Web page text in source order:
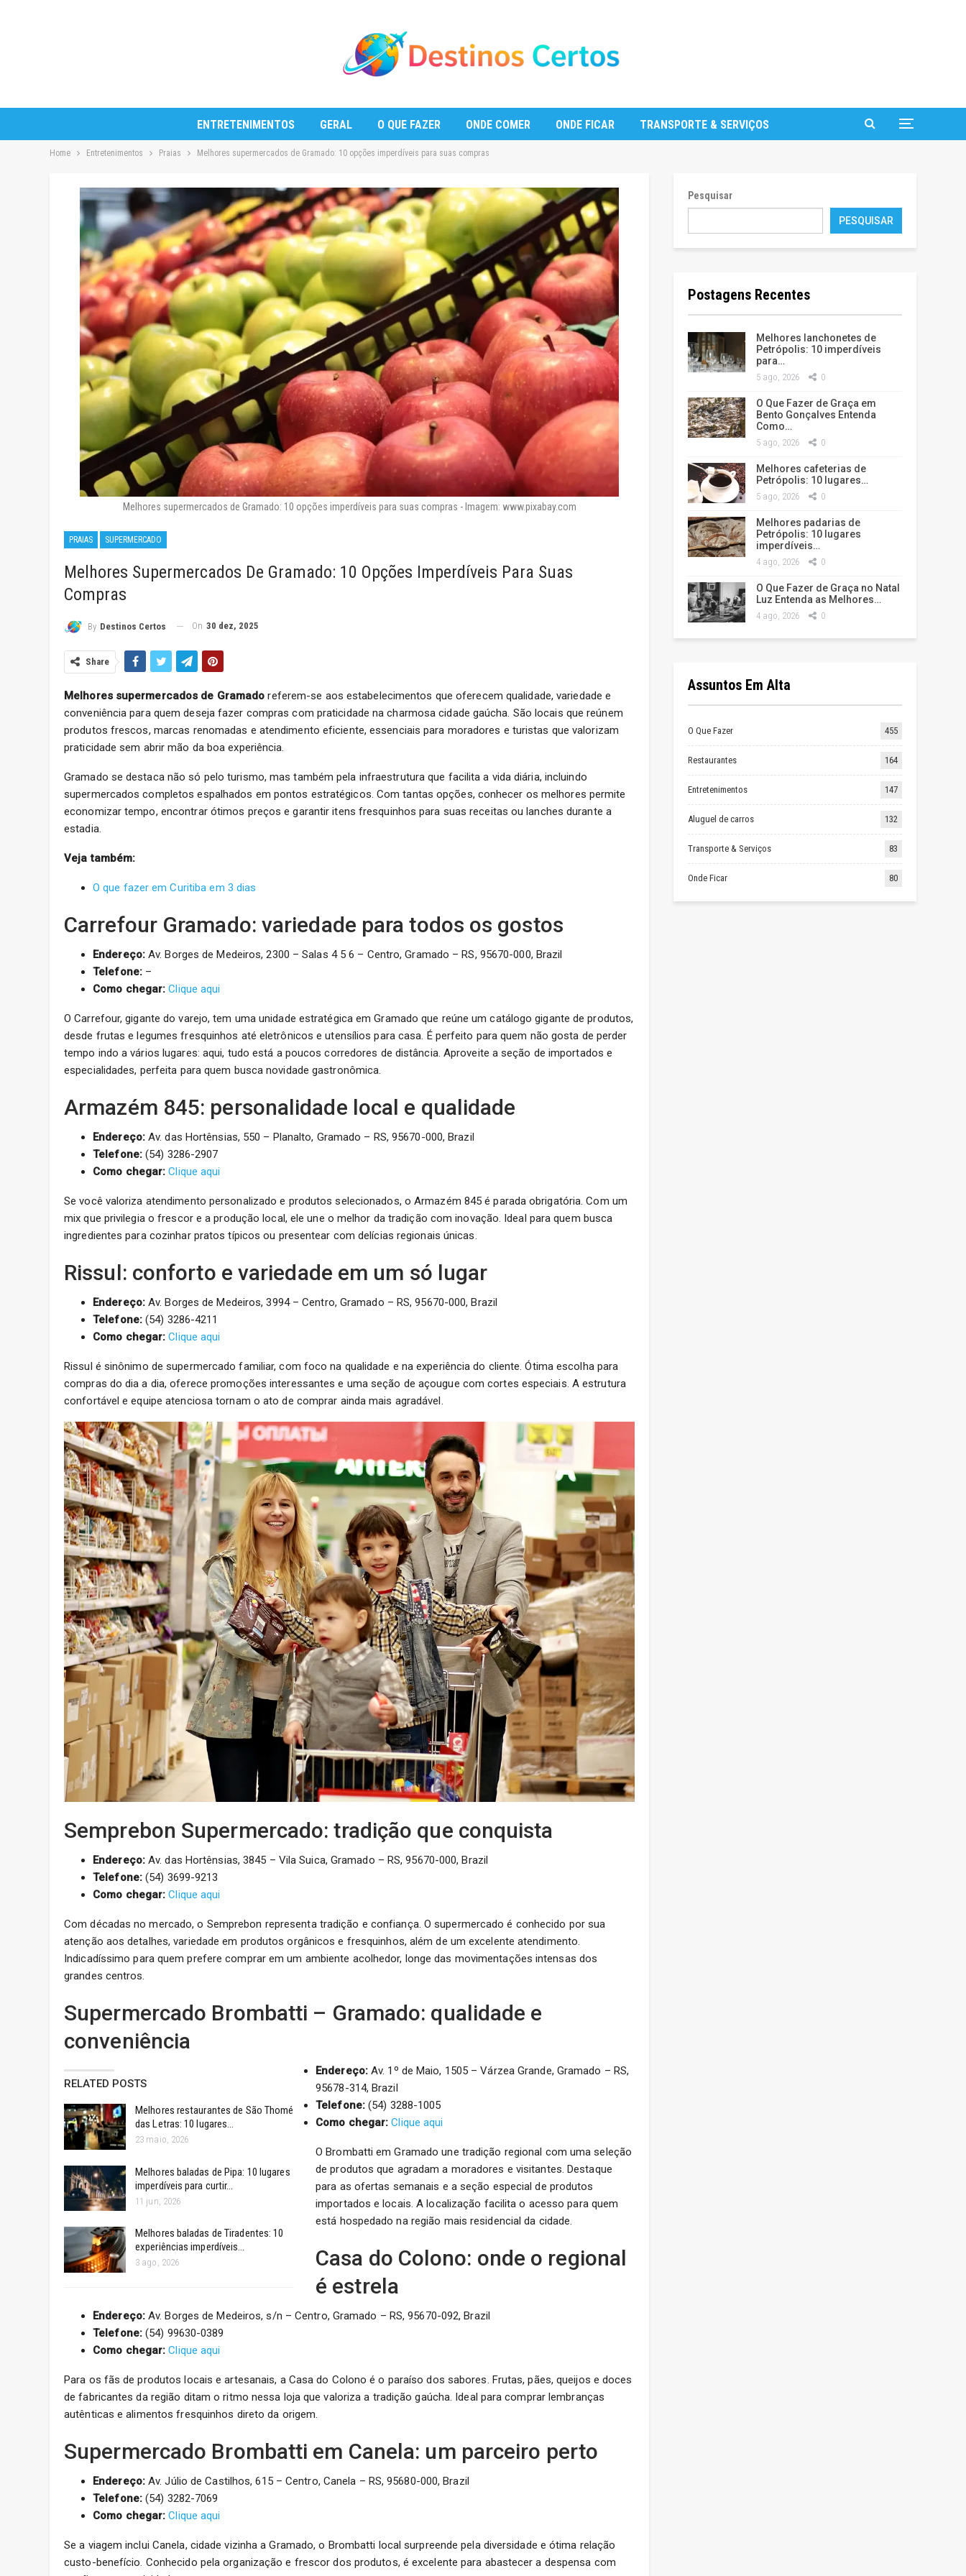
ENTRETENIMENTOS GERAL O QUE FAZER ONDE COMER ONDE FICAR TRANSPORTE & SERVIÇOS
Home Entretenimentos Praias Melhores supermercados de Gramado: 10 opções imperdíveis para suas compras
Melhores supermercados de Gramado: 10 opções imperdíveis para suas compras - Imagem: www.pixabay.com
PRAIAS SUPERMERCADO
Melhores Supermercados De Gramado: 10 Opções Imperdíveis Para Suas
Compras
By Destinos Certos On 30 dez, 2025
Share
Melhores supermercados de Gramado referem-se aos estabelecimentos que oferecem qualidade, variedade e
conveniência para quem deseja fazer compras com praticidade na charmosa cidade gaúcha. São locais que reúnem
produtos frescos, marcas renomadas e atendimento eficiente, essenciais para moradores e turistas que valorizam
praticidade sem abrir mão da boa experiência.
Gramado se destaca não só pelo turismo, mas também pela infraestrutura que facilita a vida diária, incluindo
supermercados completos espalhados em pontos estratégicos. Com tantas opções, conhecer os melhores permite
economizar tempo, encontrar ótimos preços e garantir itens fresquinhos para suas receitas ou lanches durante a
estadia.
Veja também:
O que fazer em Curitiba em 3 dias
Carrefour Gramado: variedade para todos os gostos
Endereço:Av. Borges de Medeiros, 2300 – Salas 4 5 6 – Centro, Gramado – RS, 95670-000, Brazil
Telefone:–
Como chegar: Clique aqui
O Carrefour, gigante do varejo, tem uma unidade estratégica em Gramado que reúne um catálogo gigante de produtos,
desde frutas e legumes fresquinhos até eletrônicos e utensílios para casa. É perfeito para quem não gosta de perder
tempo indo a vários lugares: aqui, tudo está a poucos corredores de distância. Aproveite a seção de importados e
especialidades, perfeita para quem busca novidade gastronômica.
Armazém 845: personalidade local e qualidade
Endereço:Av. das Hortênsias, 550 – Planalto, Gramado – RS, 95670-000, Brazil
Telefone:(54) 3286-2907
Como chegar: Clique aqui
Se você valoriza atendimento personalizado e produtos selecionados, o Armazém 845 é parada obrigatória. Com um
mix que privilegia o frescor e a produção local, ele une o melhor da tradição com inovação. Ideal para quem busca
ingredientes para cozinhar pratos típicos ou presentear com delícias regionais únicas.
Rissul: conforto e variedade em um só lugar
Endereço:Av. Borges de Medeiros, 3994 – Centro, Gramado – RS, 95670-000, Brazil
Telefone:(54) 3286-4211
Como chegar: Clique aqui
Rissul é sinônimo de supermercado familiar, com foco na qualidade e na experiência do cliente. Ótima escolha para
compras do dia a dia, oferece promoções interessantes e uma seção de açougue com cortes especiais. A estrutura
confortável e equipe atenciosa tornam o ato de comprar ainda mais agradável.
Semprebon Supermercado: tradição que conquista
Endereço:Av. das Hortênsias, 3845 – Vila Suica, Gramado – RS, 95670-000, Brazil
Telefone:(54) 3699-9213
Como chegar: Clique aqui
Com décadas no mercado, o Semprebon representa tradição e confiança. O supermercado é conhecido por sua
atenção aos detalhes, variedade em produtos orgânicos e fresquinhos, além de um excelente atendimento.
Indicadíssimo para quem prefere comprar em um ambiente acolhedor, longe das movimentações intensas dos
grandes centros.
Supermercado Brombatti – Gramado: qualidade e
conveniência
RELATED POSTS
Melhores restaurantes de São Thomé
das Letras: 10 lugares…
23 maio, 2026
Melhores baladas de Pipa: 10 lugares
imperdíveis para curtir…
11 jun, 2026
Melhores baladas de Tiradentes: 10
experiências imperdíveis…
3 ago, 2026
Endereço:Av. 1º de Maio, 1505 – Várzea Grande, Gramado – RS,
95678-314, Brazil
Telefone:(54) 3288-1005
Como chegar: Clique aqui
O Brombatti em Gramado une tradição regional com uma seleção
de produtos que agradam a moradores e visitantes. Destaque
para as ofertas semanais e a seção especial de produtos
importados e locais. A localização facilita o acesso para quem
está hospedado na região mais residencial da cidade.
Casa do Colono: onde o regional
é estrela
Endereço:Av. Borges de Medeiros, s/n – Centro, Gramado – RS, 95670-092, Brazil
Telefone:(54) 99630-0389
Como chegar: Clique aqui
Para os fãs de produtos locais e artesanais, a Casa do Colono é o paraíso dos sabores. Frutas, pães, queijos e doces
de fabricantes da região ditam o ritmo nessa loja que valoriza a tradição gaúcha. Ideal para comprar lembranças
autênticas e alimentos fresquinhos direto da origem.
Supermercado Brombatti em Canela: um parceiro perto
Endereço:Av. Júlio de Castilhos, 615 – Centro, Canela – RS, 95680-000, Brazil
Telefone:(54) 3282-7069
Como chegar: Clique aqui
Se a viagem inclui Canela, cidade vizinha a Gramado, o Brombatti local surpreende pela diversidade e ótima relação
custo-benefício. Conhecido pela organização e frescor dos produtos, é excelente para abastecer a despensa com
Pesquisar
PESQUISAR
Postagens Recentes
Melhores lanchonetes de
Petrópolis: 10 imperdíveis
para…
5 ago, 2026 0
O Que Fazer de Graça em
Bento Gonçalves Entenda
Como…
5 ago, 2026 0
Melhores cafeterias de
Petrópolis: 10 lugares…
5 ago, 2026 0
Melhores padarias de
Petrópolis: 10 lugares
imperdíveis…
4 ago, 2026 0
O Que Fazer de Graça no Natal
Luz Entenda as Melhores…
4 ago, 2026 0
Assuntos Em Alta
O Que Fazer 455
Restaurantes 164
Entretenimentos 147
Aluguel de carros 132
Transporte & Serviços 83
Onde Ficar 80